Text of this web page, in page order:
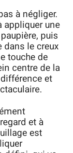
à négliger.
appliquer une
puis
dans le creux
touche de
centre de la
et
et à
est